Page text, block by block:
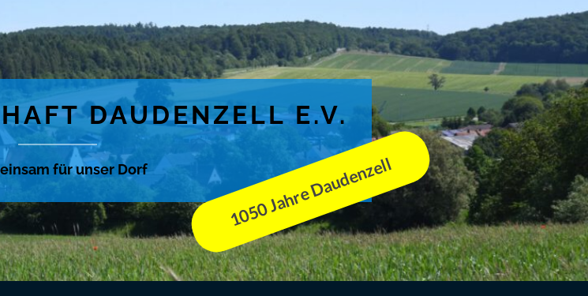
DAUDENZELL E.V.
für unser Dorf